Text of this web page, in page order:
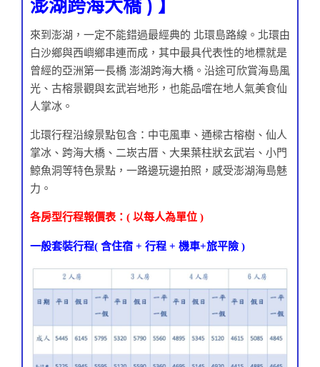
澎湖跨海大橋 ) 】
來到澎湖，一定不能錯過最經典的 北環島路線。北環由
白沙鄉與西嶼鄉串連而成，其中最具代表性的地標就是
曾經的亞洲第一長橋 澎湖跨海大橋。沿途可欣賞海島風
光、古榕景觀與玄武岩地形，也能品嚐在地人氣美食仙
人掌冰。
北環行程沿線景點包含：中屯風車、通樑古榕樹、仙人
掌冰、跨海大橋、二崁古厝、大果葉柱狀玄武岩、小門
鯨魚洞等特色景點，一路邊玩邊拍照，感受澎湖海島魅
力。
各房型行程報價表：( 以每人為單位 )
一般套裝行程( 含住宿 + 行程 + 機車+旅平險 )